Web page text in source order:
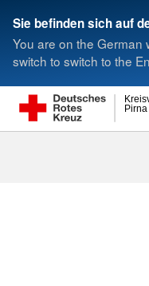
Sie befinden sich auf
You are on the German
switch to switch to the
Pirna